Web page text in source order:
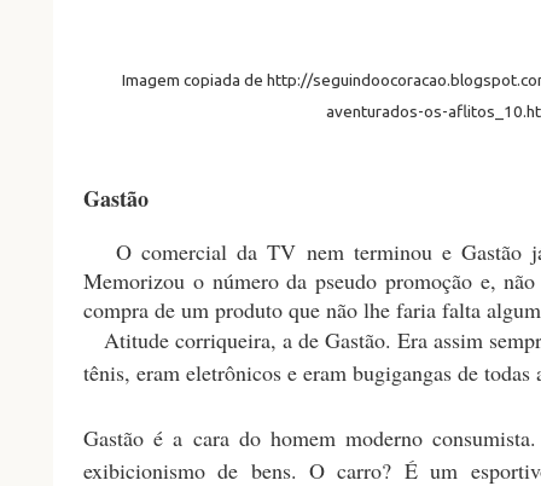
Imagem copiada de http://
aventurados-os-
Gastão
O comercial da TV nem terminou e Gastão
Memorizou o número da pseudo promoção e,
compra de um produto que não lhe faria falta
Atitude corriqueira, a de Gastão. Era assim
tênis, eram eletrônicos e eram bugigangas de todas
Gastão é a cara do homem moderno
exibicionismo de bens. O carro? É um